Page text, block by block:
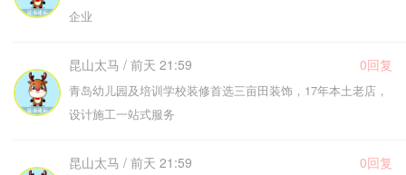
企业
昆山太马 / 前天 21:59 0回复
青岛幼儿园及培训学校装修首选三亩田装饰，17年本土老店，
设计施工一站式服务
昆山太马 / 前天 21:59 0回复